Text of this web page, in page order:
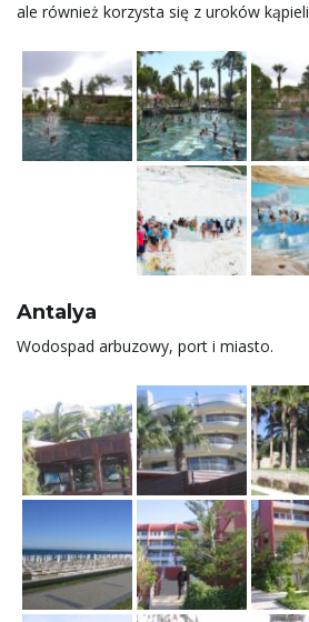
ale również korzysta się z uroków kąpieli
Antalya
Wodospad arbuzowy, port i miasto.